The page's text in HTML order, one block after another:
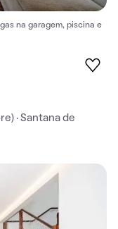
na garagem, piscina e
· Santana de